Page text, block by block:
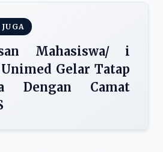
Mahasiswa/ i
Gelar Tatap
Dengan Camat